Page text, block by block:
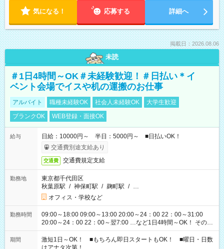
気になる！ 応募する 詳細へ
掲載日：2026.08.06
未読
＃1日4時間～OK＃未経験歓迎！＃日払い＊イ
ベント会場でイスや机の運搬のお仕事
アルバイト 職種未経験OK 社会人未経験OK
大学生歓迎
ブランクOK
WEB登録・面接OK
給与
日給：10000円～ 半日：5000円～ ■日払いOK！
交通費別途支給あり
交通費 交通費規定支給
勤務地
東京都千代田区
秋葉原駅 / 神保町駅 / 麹町駅 / …
オフィス・学校など
勤務時間
09:00～18:00 09:00～13:00 20:00～24：00 22：00～31:00
20:00～24：00 22：00～翌7:00 …など1日4時間～OK！ その他
シフトもございます！ お気軽にご相談ください！
期間
激短1日～OK！ ■もちろん即日スタートもOK！ ■曜日・日数
はアナタ次第！